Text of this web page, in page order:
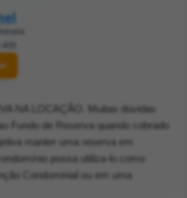
NA LOCAÇÃO. Muitas dúvidas
Fundo de Reserva quando cobrado
manter uma reserva em
possa utiliza-lo como
Condominial ou em uma